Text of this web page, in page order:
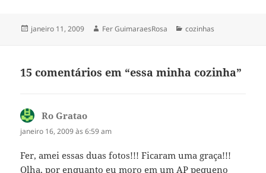
todo prato…
Publicado
janeiro 11, 2009 Autor
Fer GuimaraesRosa Categorias
cozinhas
15 comentários em “essa minha cozinha”
Ro Gratao
janeiro 16, 2009 às 6:59 am
Fer, amei essas duas fotos!!! Ficaram uma graça!!!
Olha, por enquanto eu moro em um AP pequeno